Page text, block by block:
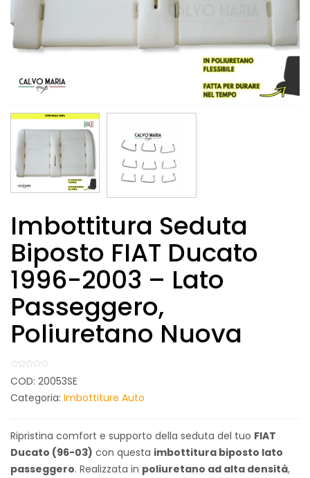
Imbottitura Seduta
Biposto FIAT Ducato
1996-2003 – Lato
Passeggero,
Poliuretano Nuova
COD: 20053SE
Categoria: Imbottiture Auto
Ripristina comfort e supporto della seduta del tuo FIAT
Ducato (96-03) con questa imbottitura biposto lato
passeggero. Realizzata in poliuretano ad alta densità,